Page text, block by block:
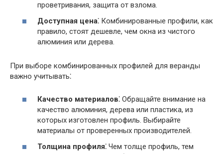
проветривания, защита от взлома.
Доступная цена⁚ Комбинированные профили, как
правило, стоят дешевле, чем окна из чистого
алюминия или дерева.
При выборе комбинированных профилей для веранды
важно учитывать⁚
Качество материалов⁚ Обращайте внимание на
качество алюминия, дерева или пластика, из
которых изготовлен профиль. Выбирайте
материалы от проверенных производителей.
Толщина профиля⁚ Чем толще профиль, тем